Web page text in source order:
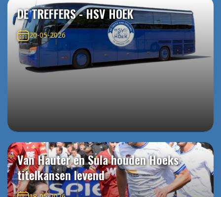
DE TREFFERS - HSV HOEK
20-05-2026
Van Hauter en Sula houden Hoeks
titelkansen levend